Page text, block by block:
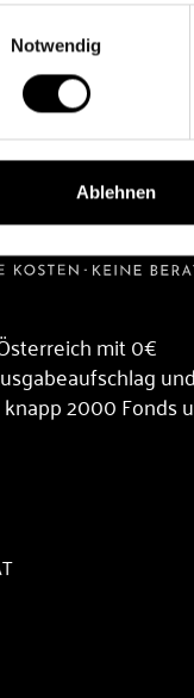
Notwendig
Ablehnen
mit 0€
2000 Fonds